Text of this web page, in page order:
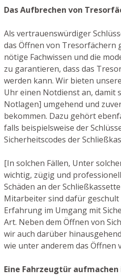
Das Aufbrechen von
Als vertrauenswürdiger
das Öffnen von Tresorfächern
nötige Fachwissen und die
zu garantieren, dass das
werden kann. Wir bieten
Uhr einen Notdienst an, damit
Notlagen] umgehend und
bekommen. Dazu gehört
falls beispielsweise der
Sicherheitscodes der
[In solchen Fällen, Unter
wichtig, zügig und
Schäden an der
Mitarbeiter sind dafür
Erfahrung im Umgang mit
Art. Neben dem Öffnen von
wir auch darüber
wie unter anderem das Öffnen
Eine Fahrzeugtür aufmachen